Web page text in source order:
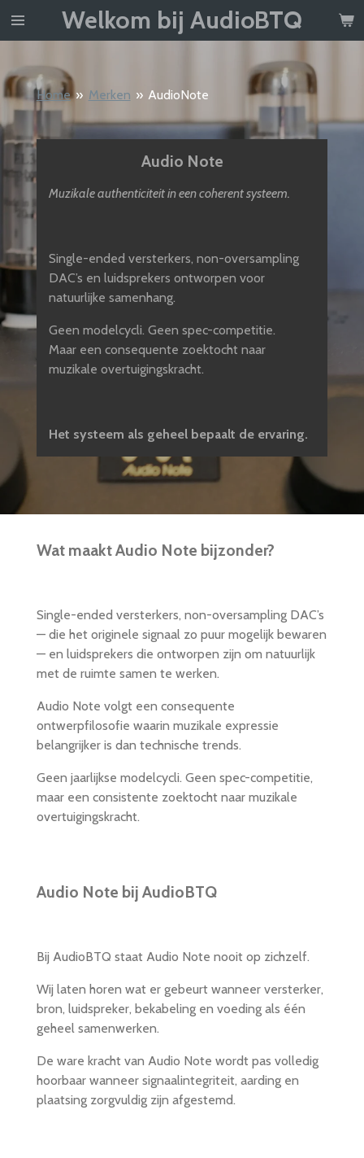
Ga
de
hoofdinhoud
Welkom bij AudioBTQ
Home » Merken » AudioNote
Audio Note
Muzikale authenticiteit in een coherent systeem.
Single-ended versterkers, non-oversampling
DAC’s en luidsprekers ontworpen voor
natuurlijke samenhang.
Geen modelcycli. Geen spec-competitie.
Maar een consequente zoektocht naar
muzikale overtuigingskracht.
Het systeem als geheel bepaalt de ervaring.
Wat maakt Audio Note bijzonder?
Single-ended versterkers, non-oversampling DAC’s
— die het originele signaal zo puur mogelijk bewaren
— en luidsprekers die ontworpen zijn om natuurlijk
met de ruimte samen te werken.
Audio Note volgt een consequente
ontwerpfilosofie waarin muzikale expressie
belangrijker is dan technische trends.
Geen jaarlijkse modelcycli. Geen spec-competitie,
maar een consistente zoektocht naar muzikale
overtuigingskracht.
Audio Note bij AudioBTQ
Bij AudioBTQ staat Audio Note nooit op zichzelf.
Wij laten horen wat er gebeurt wanneer versterker,
bron, luidspreker, bekabeling en voeding als één
geheel samenwerken.
De ware kracht van Audio Note wordt pas volledig
hoorbaar wanneer signaalintegriteit, aarding en
plaatsing zorgvuldig zijn afgestemd.